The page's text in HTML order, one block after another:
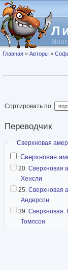
Перейти к основному
Вы здесь
Главная » Авторы »
Сортировать по:
Переводчик
Скрыть
Сверхновая
Сверхновая
20. Сверхновая
Хенсли
25. Сверхновая
Андерсон
39. Сверхновая.
Томпсон